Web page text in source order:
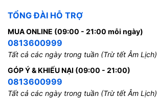
TỔNG ĐÀI HỖ TRỢ
MUA ONLINE (09:00 - 21:00 mỗi ngày)
0813600999
Tất cả các ngày trong tuần (Trừ tết Âm Lịch)
GÓP Ý & KHIẾU NẠI (09:00 - 21:00)
0813600999
Tất cả các ngày trong tuần (Trừ tết Âm Lịch)